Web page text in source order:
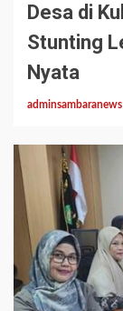
Desa di
Stunting
Nyata
adminsambaranews